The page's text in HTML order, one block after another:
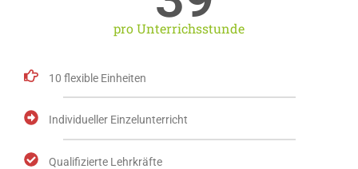
pro Unterrichsstunde
10 flexible Einheiten
Individueller Einzelunterricht
Qualifizierte Lehrkräfte